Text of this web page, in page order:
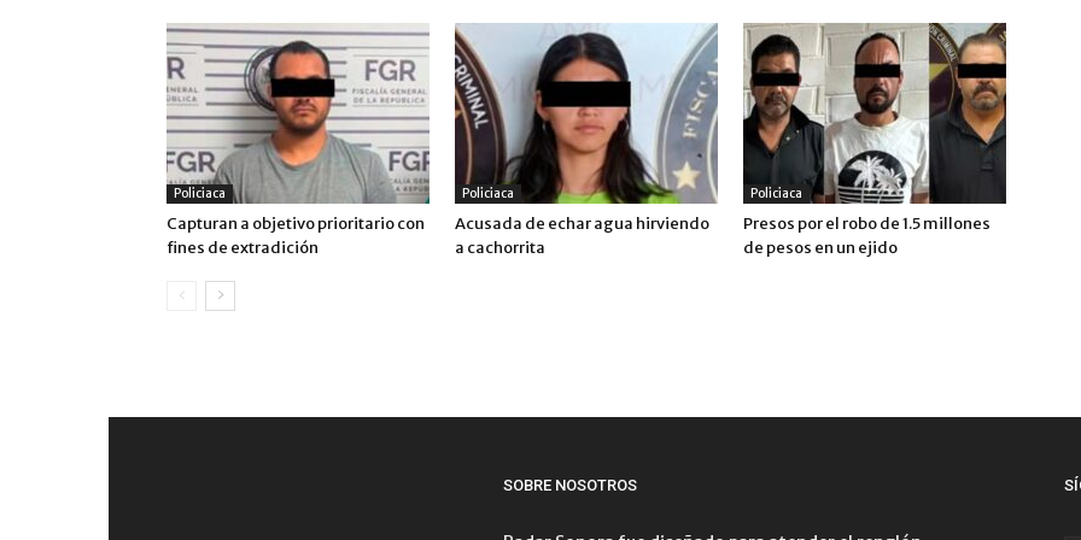
Policiaca
Capturan a objetivo prioritario con
fines de extradición
Policiaca
Acusada de echar agua hirviendo
a cachorrita
Policiaca
Presos por el robo de 1.5 millones
de pesos en un ejido
SOBRE NOSOTROS